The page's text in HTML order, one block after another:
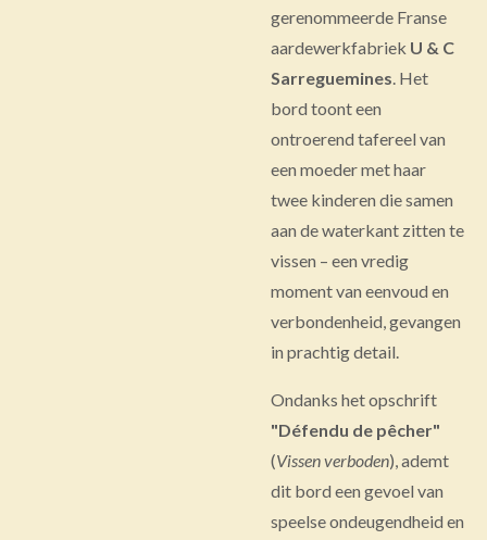
gerenommeerde Franse
aardewerkfabriek U & C
Sarreguemines. Het
bord toont een
ontroerend tafereel van
een moeder met haar
twee kinderen die samen
aan de waterkant zitten te
vissen – een vredig
moment van eenvoud en
verbondenheid, gevangen
in prachtig detail.
Ondanks het opschrift
"Défendu de pêcher"
(Vissen verboden), ademt
dit bord een gevoel van
speelse ondeugendheid en